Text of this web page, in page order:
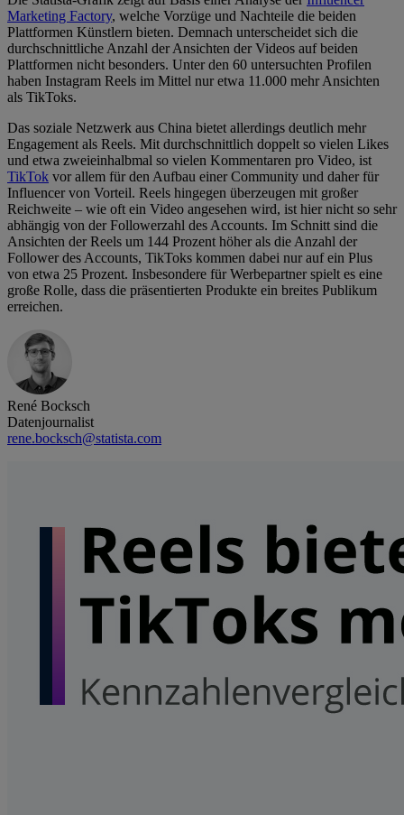
Marketing Factory, welche Vorzüge und Nachteile die beiden
Plattformen Künstlern bieten. Demnach unterscheidet sich die
durchschnittliche Anzahl der Ansichten der Videos auf beiden
Plattformen nicht besonders. Unter den 60 untersuchten Profilen
haben Instagram Reels im Mittel nur etwa 11.000 mehr Ansichten
als TikToks.
Das soziale Netzwerk aus China bietet allerdings deutlich mehr
Engagement als Reels. Mit durchschnittlich doppelt so vielen Likes
und etwa zweieinhalbmal so vielen Kommentaren pro Video, ist
TikTok vor allem für den Aufbau einer Community und daher für
Influencer von Vorteil. Reels hingegen überzeugen mit großer
Reichweite – wie oft ein Video angesehen wird, ist hier nicht so sehr
abhängig von der Followerzahl des Accounts. Im Schnitt sind die
Ansichten der Reels um 144 Prozent höher als die Anzahl der
Follower des Accounts, TikToks kommen dabei nur auf ein Plus
von etwa 25 Prozent. Insbesondere für Werbepartner spielt es eine
große Rolle, dass die präsentierten Produkte ein breites Publikum
erreichen.
René Bocksch
Datenjournalist
rene.bocksch@statista.com